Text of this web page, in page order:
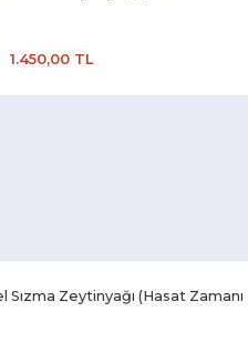
1.450,00 TL
Sızma Zeytinyağı (Hasat